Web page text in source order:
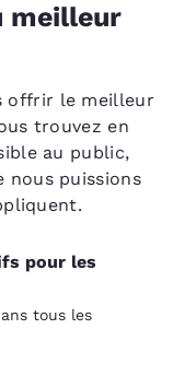
meilleur
offrir le meilleur
trouvez en
au public,
nous puissions
pour les
tous les